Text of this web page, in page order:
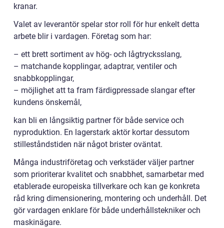
kranar.
Valet av leverantör spelar stor roll för hur enkelt detta
arbete blir i vardagen. Företag som har:
– ett brett sortiment av hög- och lågtrycksslang,
– matchande kopplingar, adaptrar, ventiler och
snabbkopplingar,
– möjlighet att ta fram färdigpressade slangar efter
kundens önskemål,
kan bli en långsiktig partner för både service och
nyproduktion. En lagerstark aktör kortar dessutom
stilleståndstiden när något brister oväntat.
Många industriföretag och verkstäder väljer partner
som prioriterar kvalitet och snabbhet, samarbetar med
etablerade europeiska tillverkare och kan ge konkreta
råd kring dimensionering, montering och underhåll. Det
gör vardagen enklare för både underhållstekniker och
maskinägare.